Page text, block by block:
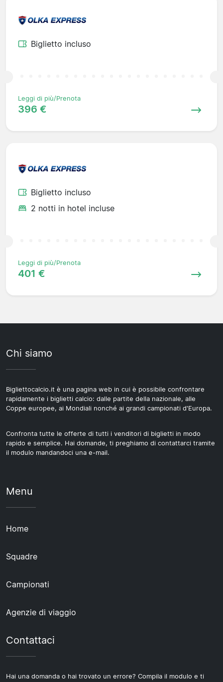
Biglietto incluso
Leggi di più/Prenota
396 €
Biglietto incluso
2 notti in hotel incluse
Leggi di più/Prenota
401 €
Chi siamo
Bigliettocalcio.it è una pagina web in cui è possibile confrontare
rapidamente i biglietti calcio: dalle partite della nazionale, alle
Coppe europee, ai Mondiali nonché ai grandi campionati d'Europa.
Confronta tutte le offerte di tutti i venditori di biglietti in modo
rapido e semplice. Hai domande, ti preghiamo di contattarci tramite
il modulo mandandoci una e-mail.
Menu
Home
Squadre
Campionati
Agenzie di viaggio
Contattaci
Hai una domanda o hai trovato un errore? Compila il modulo e ti